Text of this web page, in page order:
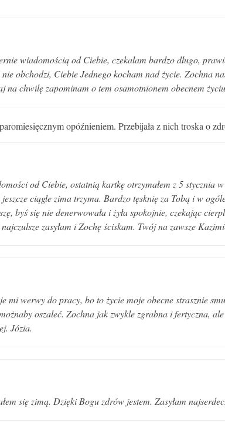
wiadomością od Ciebie, czekałam bardzo długo,
obchodzi, Ciebie Jednego kocham nad życie. Zochna
na chwilę zapominam o tem osamotnionem obecnem
opóźnieniem. Przebijała z nich troska o
od Ciebie, ostatnią kartkę otrzymałem z 5 stycznia
ciągle zima trzyma. Bardzo tęsknię za Tobą i w
byś się nie denerwowała i żyła spokojnie, czekając
zasyłam i Zochę ściskam. Twój na zawsze
werwy do pracy, bo to życie moje obecne strasznie
oszaleć. Zochna jak zwykle zgrabna i fertyczna,
Józia.
się zimą. Dzięki Bogu zdrów jestem. Zasyłam